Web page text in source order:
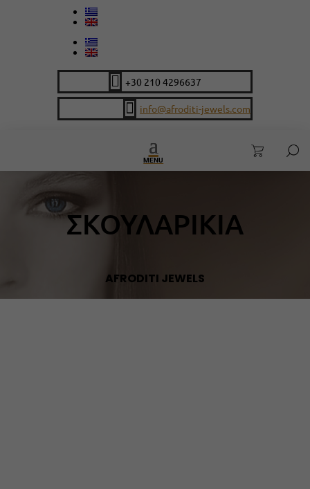
 +30 210 4296637
 info@afroditi-jewels.com
MENU
ΣΚΟΥΛΑΡΙΚΙΑ
AFRODITI JEWELS